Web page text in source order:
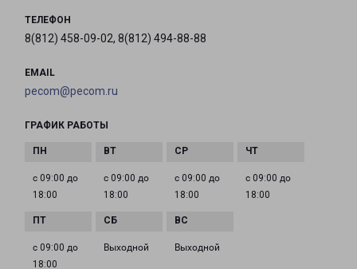
ТЕЛЕФОН
8(812) 458-09-02, 8(812) 494-88-88
EMAIL
pecom@pecom.ru
ГРАФИК РАБОТЫ
с 09:00 до
18:00
с 09:00 до
18:00
с 09:00 до
18:00
с 09:00 до
18:00
с 09:00 до
18:00
Выходной Выходной